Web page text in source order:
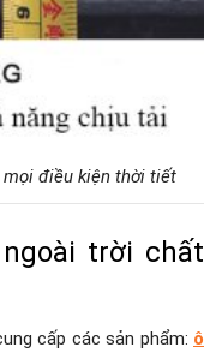
điều kiện thời tiết
trời chất
cấp các sản phẩm: ô